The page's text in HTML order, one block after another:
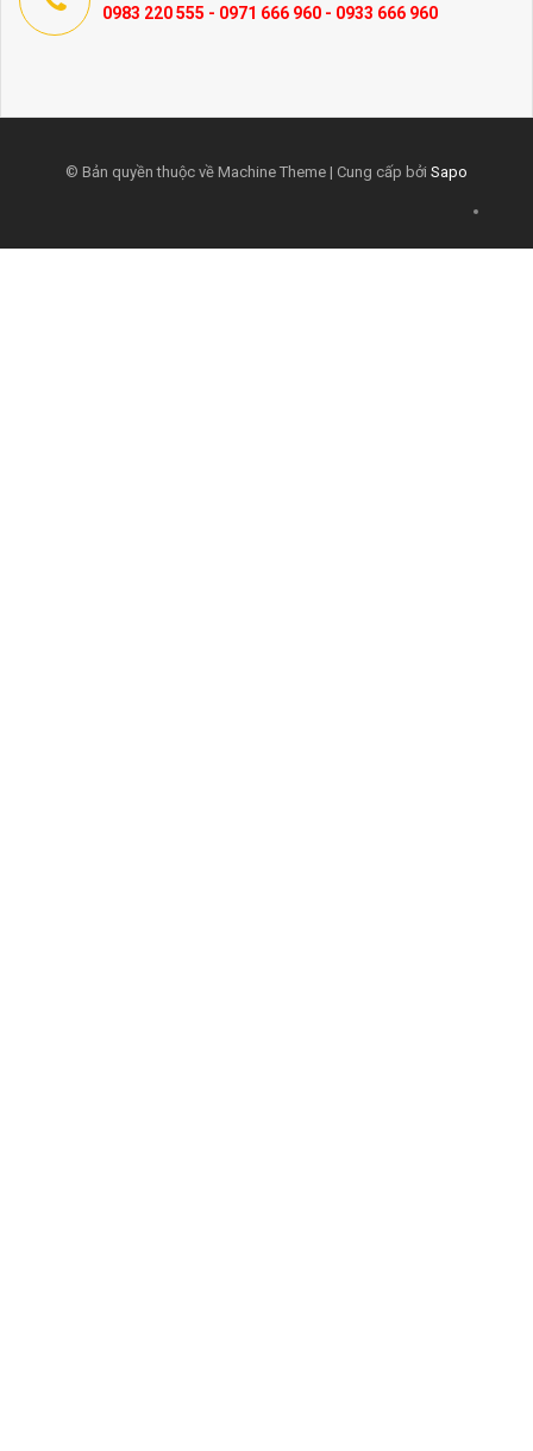
0983 220 555 - 0971 666 960 - 0933 666 960
© Bản quyền thuộc về Machine Theme | Cung cấp bởi Sapo